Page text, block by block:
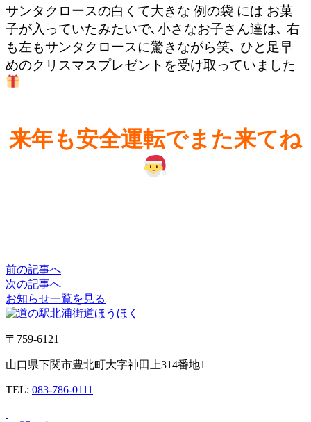
サンタクロースの白くて大きな 例の袋 には お菓
子が入っていたみたいで､小さなお子さん達は､ 右
も左もサンタクロースに驚きながら笑､ ひと足早
めのクリスマスプレゼントを受け取っていました
来年も安全運転でまた来てね
前の記事へ
次の記事へ
お知らせ一覧を見る
〒759-6121
山口県下関市豊北町大字神田上314番地1
TEL: 083-786-0111